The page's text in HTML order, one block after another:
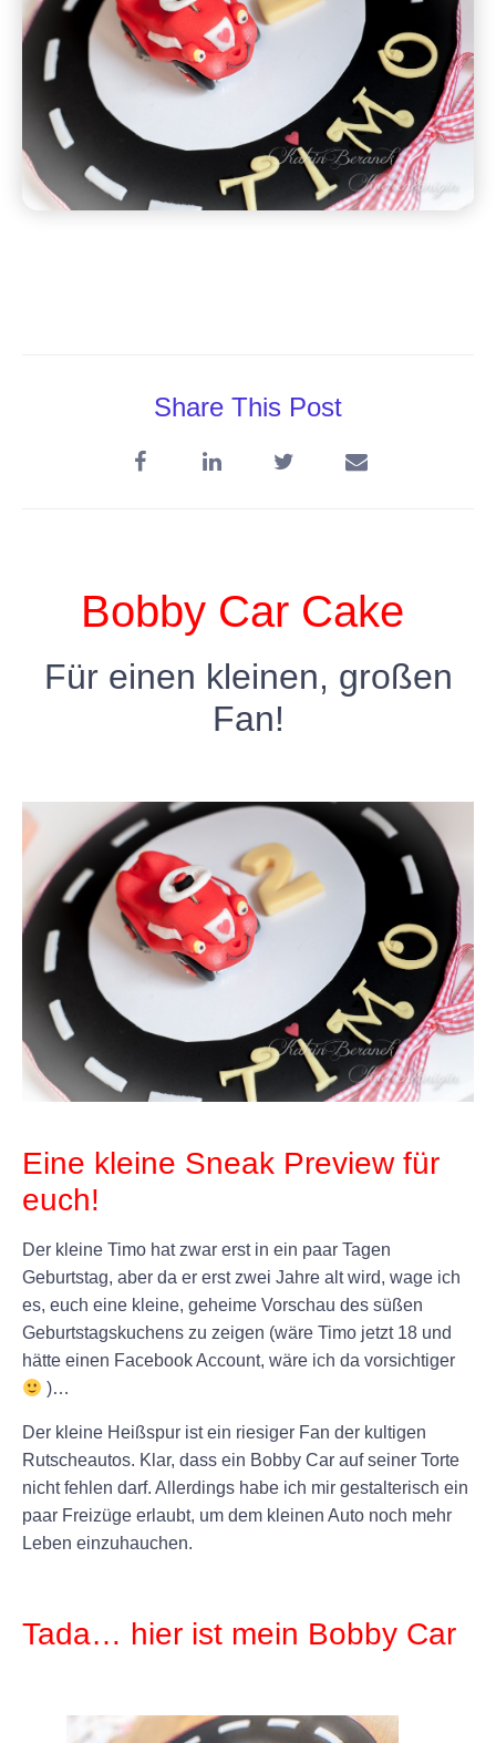
Share This Post
Bobby Car Cake
Für einen kleinen, großen
Fan!
Eine kleine Sneak Preview für
euch!
Der kleine Timo hat zwar erst in ein paar Tagen
Geburtstag, aber da er erst zwei Jahre alt wird, wage ich
es, euch eine kleine, geheime Vorschau des süßen
Geburtstagskuchens zu zeigen (wäre Timo jetzt 18 und
hätte einen Facebook Account, wäre ich da vorsichtiger
)…
Der kleine Heißspur ist ein riesiger Fan der kultigen
Rutscheautos. Klar, dass ein Bobby Car auf seiner Torte
nicht fehlen darf. Allerdings habe ich mir gestalterisch ein
paar Freizüge erlaubt, um dem kleinen Auto noch mehr
Leben einzuhauchen.
Tada… hier ist mein Bobby Car